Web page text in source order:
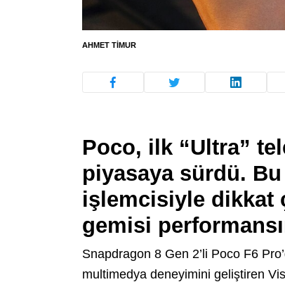
AHMET TIMUR
Poco, ilk “Ultra”
piyasaya sürdü.
işlemcisiyle dikkat
gemisi
Snapdragon 8 Gen 2’li Poco F6
multimedya deneyimini geliştiren